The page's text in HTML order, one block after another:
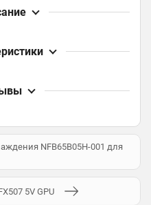
NFB65B05H-001 для
5V GPU